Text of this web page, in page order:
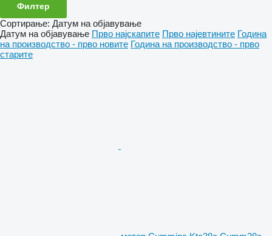
Филтер
Сортирање: Датум на објавување
Датум на објавување Прво најскапите Прво најевтините Година
на производство - прво новите Година на производство - прво
старите